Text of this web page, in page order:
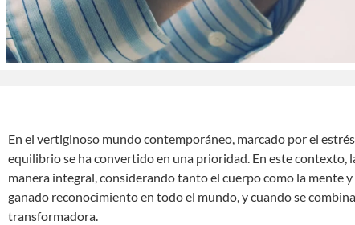
En el vertiginoso mundo contemporáneo, marcado por el
equilibrio se ha convertido en una prioridad. En este
manera integral, considerando tanto el cuerpo como la mente
ganado reconocimiento en todo el mundo, y cuando se
transformadora.